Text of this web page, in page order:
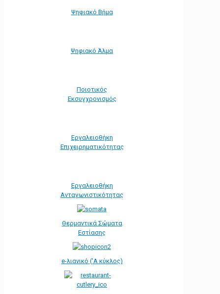
Ψηφιακό Βήμα
Ψηφιακό Άλμα
Ποιοτικός
Εκσυγχρονισμός
Εργαλειοθήκη
Eπιχειρηματικότητας
Εργαλειοθήκη
Ανταγωνιστικότητας
Θερμαντικά Σώματα
Εστίασης
e-λιανικό ('Α κύκλος)